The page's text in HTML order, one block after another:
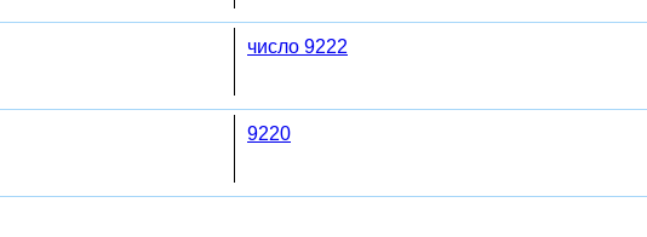
число 9222
9220